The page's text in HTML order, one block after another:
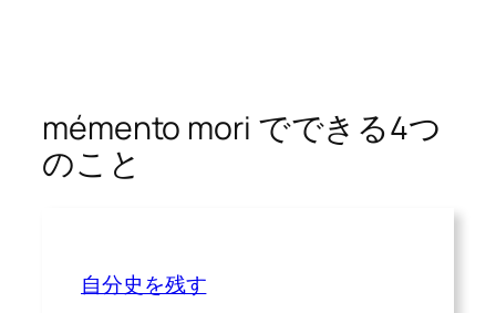
mémento mori でできる4つ
のこと
自分史を残す